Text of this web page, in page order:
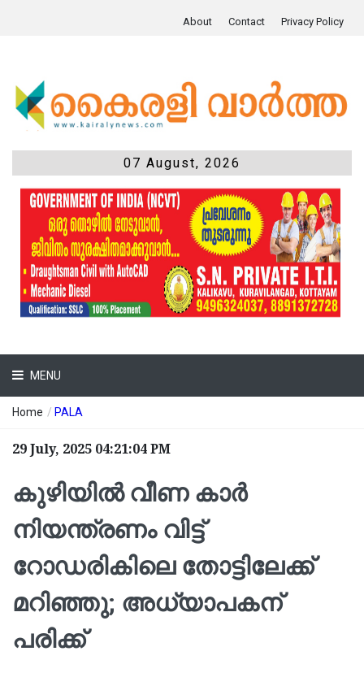
About Contact Privacy Policy
07 August, 2026
MENU
Home / PALA
29 July, 2025 04:21:04 PM
കുഴിയിൽ വീണ കാർ
നിയന്ത്രണം വിട്ട്
റോഡരികിലെ തോട്ടിലേക്ക്
മറിഞ്ഞു; അധ്യാപകന്
പരിക്ക്